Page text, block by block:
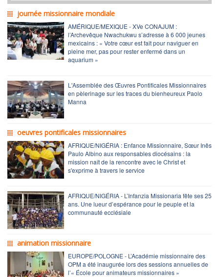
journée missionnaire mondiale
AMÉRIQUE/MEXIQUE - XVe CONAJUM :
l’Archevêque Nwachukwu s’adresse à 6 000 jeunes
mexicains : « Votre cœur est fait pour naviguer en
pleine mer, pas pour rester enfermé dans un
aquarium »
L'Assemblée des Œuvres Pontificales Missionnaires
en pèlerinage sur les traces du bienheureux Paolo
Manna
oeuvres pontificales missionnaires
AFRIQUE/NIGÉRIA : Enfance Missionnaire, Sœur Inês
Paulo Albino aux responsables diocésains : la
mission naît de la rencontre avec le Christ et
s'exprime à travers le service
AFRIQUE/NIGÉRIA - L’Infanzia Missionaria fête ses 25
ans. Une lueur d’espérance pour le peuple et la
communauté ecclésiale
animation missionnaire
EUROPE/POLOGNE - L’Académie missionnaire des
OPM a été inaugurée lors des sessions annuelles de
l’« École pour animateurs missionnaires »